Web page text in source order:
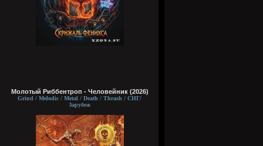
Молотый Риббентроп - Человейник (2026)
Grind / Melodic / Metal / Death / Thrash / СНГ/
Зарубеж